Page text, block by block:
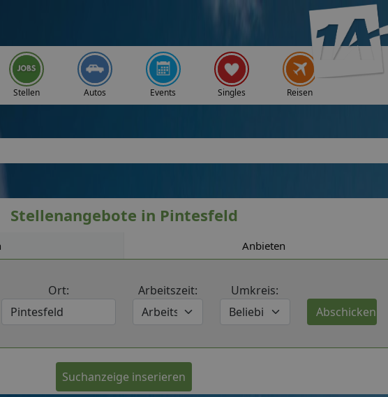
Stellen Autos Events Singles Reisen
Stellenangebote in Pintesfeld
Anbieten
Ort: Arbeitszeit: Umkreis:
Suchanzeige inserieren